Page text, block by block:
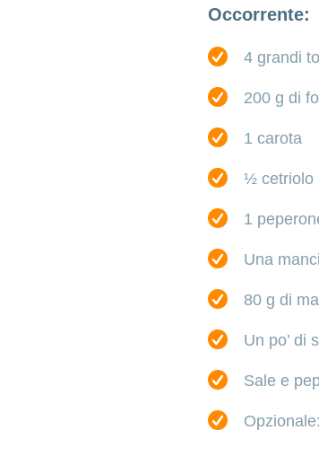
Occorrente:
4 grandi
200 g di
1 carota
½ cetriolo
1
Una
80 g di
Un po’ di
Sale e